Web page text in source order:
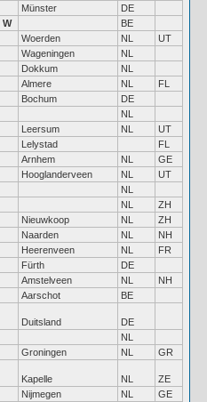
Münster
DE
W
BE
Woerden NL
UT
Wageningen
NL
Dokkum
NL
Almere NL
FL
Bochum
DE
NL
Leersum NL
UT
Lelystad
FL
Arnhem NL
GE
Hooglanderveen NL
UT
NL
NL
ZH
Nieuwkoop NL
ZH
Naarden NL
NH
Heerenveen NL
FR
Fürth
DE
Amstelveen NL
NH
Aarschot BE
Duitsland
DE
NL
Groningen NL GR
Kapelle NL
ZE
Nijmegen NL
GE